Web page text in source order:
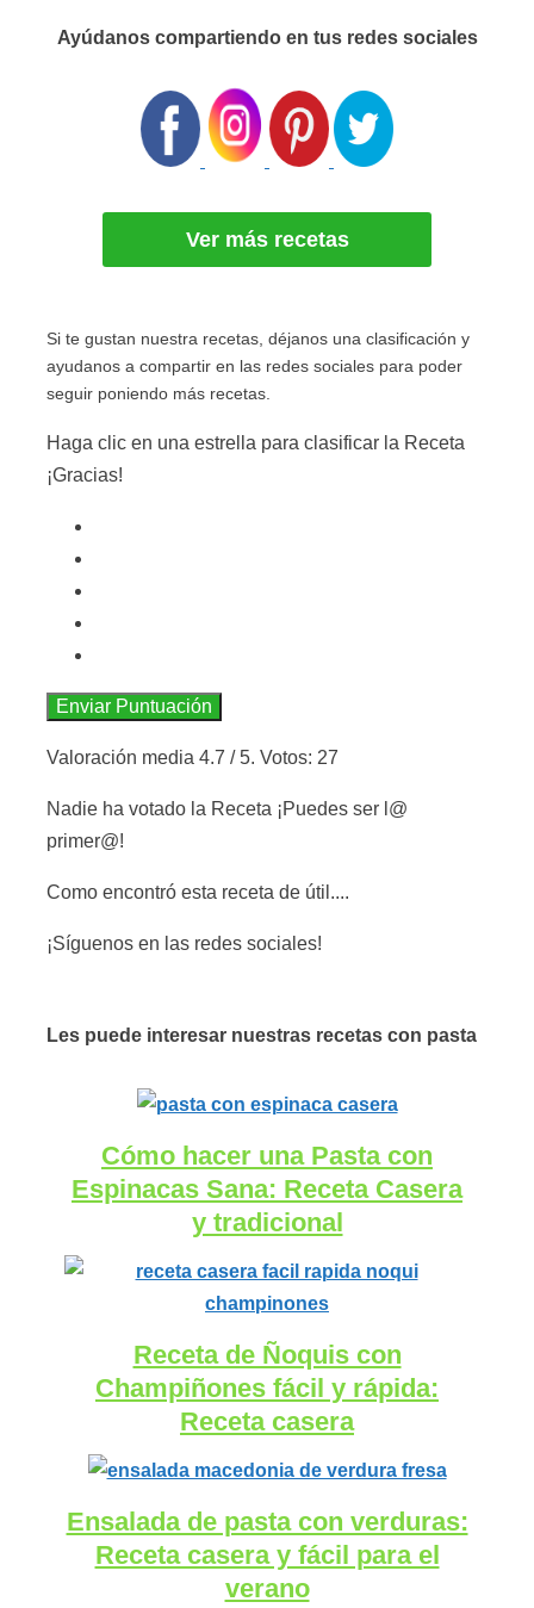
Ayúdanos compartiendo en tus redes sociales
Ver más recetas
Si te gustan nuestra recetas, déjanos una clasificación y
ayudanos a compartir en las redes sociales para poder
seguir poniendo más recetas.
Haga clic en una estrella para clasificar la Receta
¡Gracias!
Enviar Puntuación
Valoración media 4.7 / 5. Votos: 27
Nadie ha votado la Receta ¡Puedes ser l@
primer@!
Como encontró esta receta de útil....
¡Síguenos en las redes sociales!
Les puede interesar nuestras recetas con pasta
Cómo hacer una Pasta con
Espinacas Sana: Receta Casera
y tradicional
Receta de Ñoquis con
Champiñones fácil y rápida:
Receta casera
Ensalada de pasta con verduras:
Receta casera y fácil para el
verano